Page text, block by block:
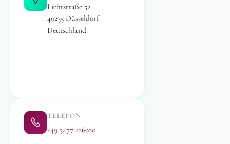
Lichtstraße 52
40235 Düsseldorf
Deutschland
TELEFON
+49 3477 226920